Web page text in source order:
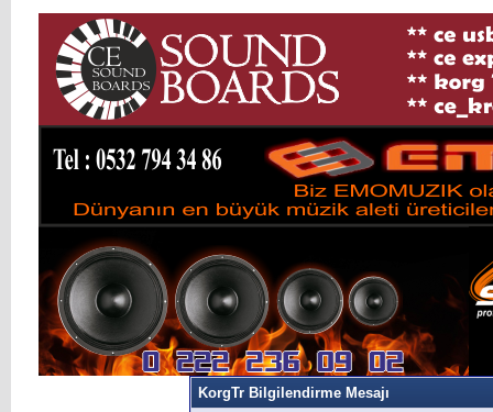
KorgTr Bilgilendirme Mesajı